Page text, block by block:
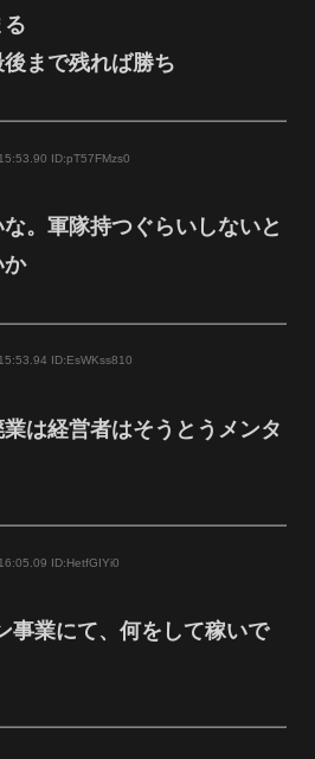
まで残れば勝ち
ID:pT57FMzs0
。軍隊持つぐらいしないと
か
ID:EsWKss810
は経営者はそうとうメンタ
ID:HetfGIYi0
事業にて、何をして稼いで